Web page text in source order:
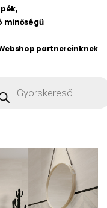
minőségű
partnereinknek